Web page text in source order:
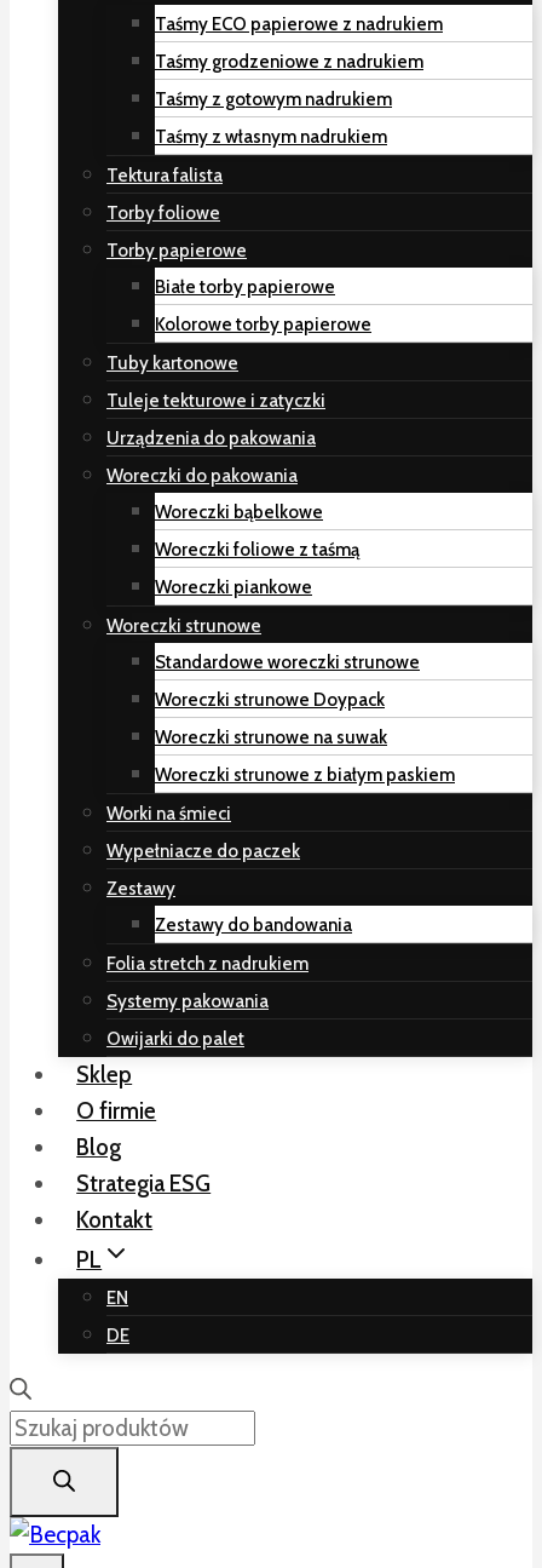
Taśmy ECO papierowe z nadrukiem
Taśmy grodzeniowe z nadrukiem
Taśmy z gotowym nadrukiem
Taśmy z własnym nadrukiem
Tektura falista
Torby foliowe
Torby papierowe
Białe torby papierowe
Kolorowe torby papierowe
Tuby kartonowe
Tuleje tekturowe i zatyczki
Urządzenia do pakowania
Woreczki do pakowania
Woreczki bąbelkowe
Woreczki foliowe z taśmą
Woreczki piankowe
Woreczki strunowe
Standardowe woreczki strunowe
Woreczki strunowe Doypack
Woreczki strunowe na suwak
Woreczki strunowe z białym paskiem
Worki na śmieci
Wypełniacze do paczek
Zestawy
Zestawy do bandowania
Folia stretch z nadrukiem
Systemy pakowania
Owijarki do palet
Sklep
O firmie
Blog
Strategia ESG
Kontakt
PL
EN
DE
Wyszukiwarka
produktów